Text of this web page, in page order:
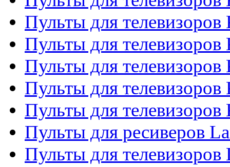
Пульты для телевизоров
Пульты для телевизоров
Пульты для телевизоров
Пульты для
Пульты для
Пульты для ресиверов
Пульты для телевизоров